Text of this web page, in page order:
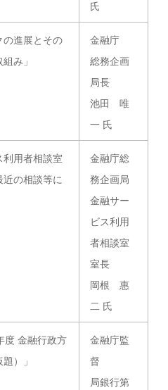
氏
の進展とその
み」
金融庁
総務企画
局長
池田 唯
一 氏
利用者相談室
近の相談等に
金融庁総
務企画局
金融サー
ビス利用
者相談室
室長
岡根 惠
二 氏
度 金融行政方
）」
金融庁監
督
局銀行第